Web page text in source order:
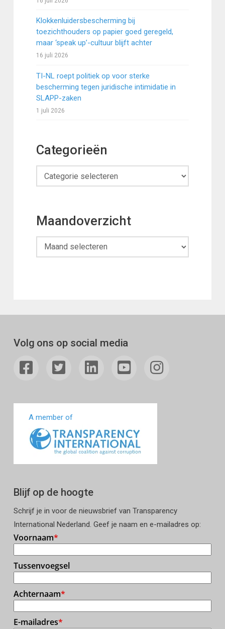
Klokkenluidersbescherming bij
toezichthouders op papier goed geregeld,
maar ‘speak up’-cultuur blijft achter
16 juli 2026
TI-NL roept politiek op voor sterke
bescherming tegen juridische intimidatie in
SLAPP-zaken
1 juli 2026
Categorieën
Categorieën
Maandoverzicht
Maandoverzicht
Volg ons op social media
A member of
Blijf op de hoogte
Schrijf je in voor de nieuwsbrief van Transparency
International Nederland. Geef je naam en e-mailadres op: